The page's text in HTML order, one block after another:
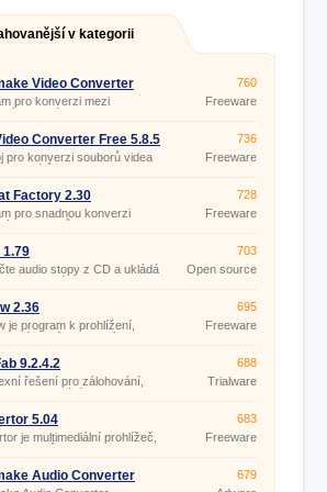
v kategorii
Video Converter
pro konverzi mezi
formáty videa (dvd, vob,
tvorbu prezentací
a hudebních vizualizací.
760
Freeware
Converter Free 5.8.5
pro konverzi souborů videa
formátů (AVI, FLV, MOV,
do formátů AVI, WMV,
MKV, SWF, FLV.
736
Freeware
Factory 2.30
pro snadnou konverzi
souborů
videa
MPG/AVI/WMV/FLV/SWF).
728
Freeware
1.79
audio stopy z CD a ukládá
ve formátech WAV, MP2,
703
Open source
2.36
je program k prohlížení,
a úpravám grafických
695
Freeware
účely)
9.2.4.2
řešení pro zálohování,
a vypalování DVD a Blu-ray
688
Trialware
5.04
je multimediální prohlížeč,
souborů a konvertor pro
a video souborů mezi
formáty.
683
Freeware
Audio Converter
679